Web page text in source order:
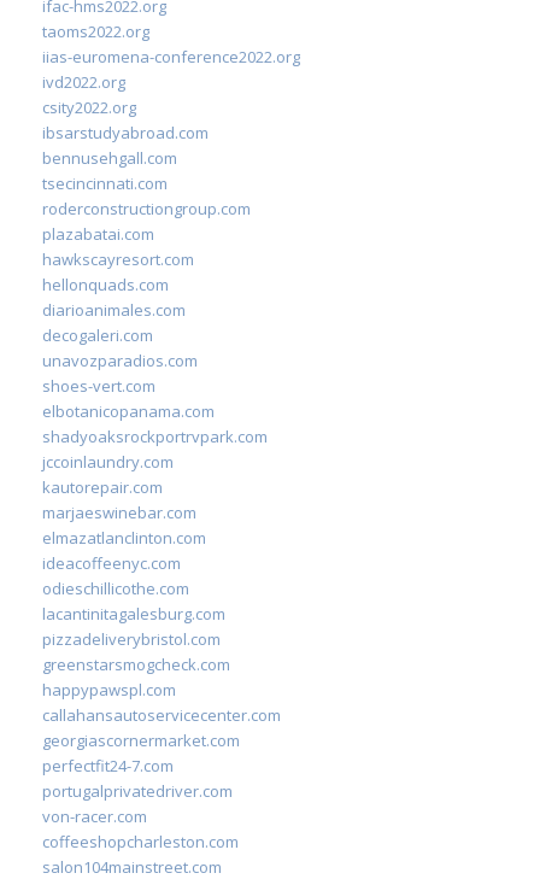
ifac-hms2022.org
taoms2022.org
iias-euromena-conference2022.org
ivd2022.org
csity2022.org
ibsarstudyabroad.com
bennusehgall.com
tsecincinnati.com
roderconstructiongroup.com
plazabatai.com
hawkscayresort.com
hellonquads.com
diarioanimales.com
decogaleri.com
unavozparadios.com
shoes-vert.com
elbotanicopanama.com
shadyoaksrockportrvpark.com
jccoinlaundry.com
kautorepair.com
marjaeswinebar.com
elmazatlanclinton.com
ideacoffeenyc.com
odieschillicothe.com
lacantinitagalesburg.com
pizzadeliverybristol.com
greenstarsmogcheck.com
happypawspl.com
callahansautoservicecenter.com
georgiascornermarket.com
perfectfit24-7.com
portugalprivatedriver.com
von-racer.com
coffeeshopcharleston.com
salon104mainstreet.com